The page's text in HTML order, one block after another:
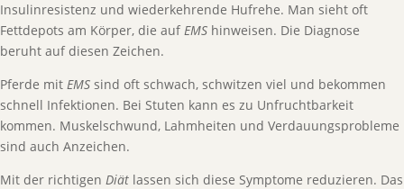
Insulinresistenz und wiederkehrende Hufrehe. Man sieht oft
Fettdepots am Körper, die aufEMS hinweisen. Die Diagnose
beruht auf diesen Zeichen.
Pferde mit EMS sind oft schwach, schwitzen viel und bekommen
schnell Infektionen. Bei Stuten kann es zu Unfruchtbarkeit
kommen. Muskelschwund, Lahmheiten und Verdauungsprobleme
sind auch Anzeichen.
Mit der richtigen Diät lassen sich diese Symptome reduzieren. Das